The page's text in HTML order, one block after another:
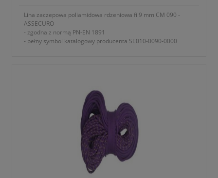
Lina zaczepowa poliamidowa rdzeniowa fi 9 mm CM 090 -
ASSECURO
- zgodna z normą PN-EN 1891
- pełny symbol katalogowy producenta SE010-0090-0000